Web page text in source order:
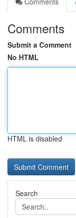
Comments
Submit a Comment
No HTML
HTML is disabled
Search